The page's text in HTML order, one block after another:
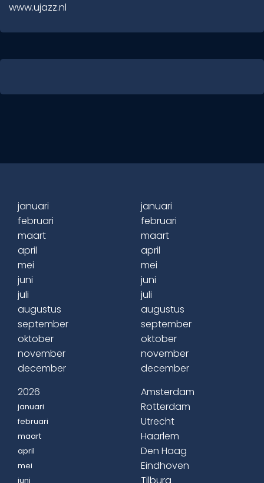
www.ujazz.nl
januari
februari
maart
april
mei
juni
juli
augustus
september
oktober
november
december
januari
februari
maart
april
mei
juni
juli
augustus
september
oktober
november
december
2026
januari
februari
maart
april
mei
juni
Amsterdam
Rotterdam
Utrecht
Haarlem
Den Haag
Eindhoven
Tilburg